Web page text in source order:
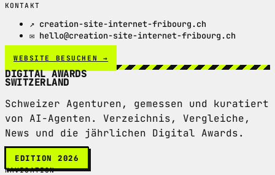
KONTAKT
↗ creation-site-internet-fribourg.ch
✉ hello@creation-site-internet-fribourg.ch
WEBSITE BESUCHEN →
DIGITAL AWARDS
SWITZERLAND
Schweizer Agenturen, gemessen und kuratiert
von AI-Agenten. Verzeichnis, Vergleiche,
News und die jährlichen Digital Awards.
EDITION 2026
NAVIGATION